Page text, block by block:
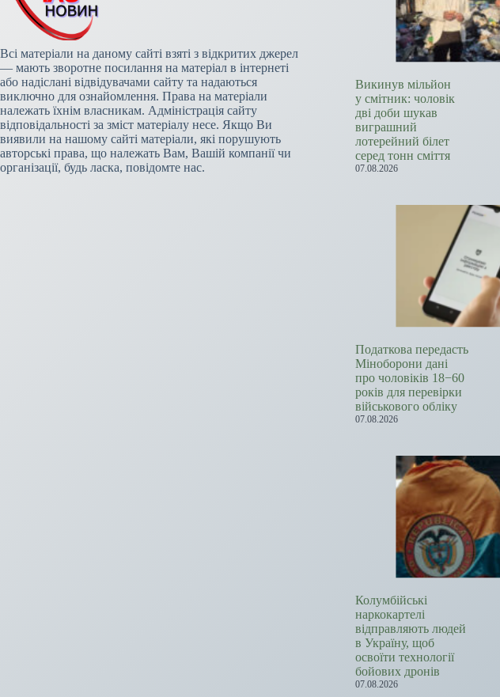
Всі матеріали на даному сайті взяті з відкритих джерел
— мають зворотне посилання на матеріал в інтернеті
або надіслані відвідувачами сайту та надаються
виключно для ознайомлення. Права на матеріали
належать їхнім власникам. Адміністрація сайту
відповідальності за зміст матеріалу несе. Якщо Ви
виявили на нашому сайті матеріали, які порушують
авторські права, що належать Вам, Вашій компанії чи
організації, будь ласка, повідомте нас.
Викинув мільйон
у смітник: чоловік
дві доби шукав
виграшний
лотерейний білет
серед тонн сміття
07.08.2026
Податкова передасть
Міноборони дані
про чоловіків 18−60
років для перевірки
військового обліку
07.08.2026
Колумбійські
наркокартелі
відправляють людей
в Україну, щоб
освоїти технології
бойових дронів
07.08.2026